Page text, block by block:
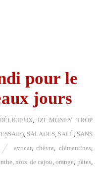
pour le
jours
IZI MONEY TROP
, SALADES, SALÉ, SANS
avocat ,chèvre clémentines,
,noix de cajou ,orange pâtes,